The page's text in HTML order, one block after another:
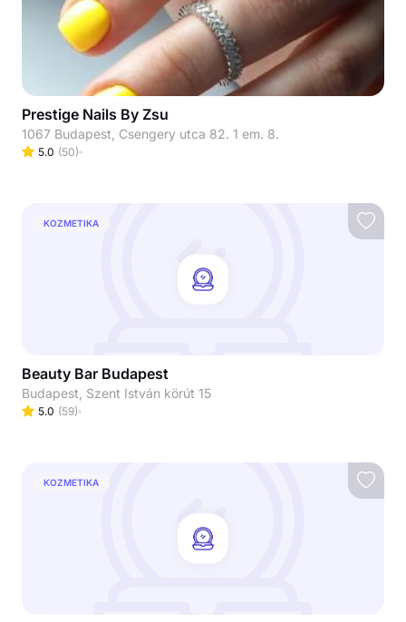
Prestige Nails By Zsu
1067 Budapest, Csengery utca 82. 1 em. 8.
5.0 (50)
KOZMETIKA
Beauty Bar Budapest
Budapest, Szent István körút 15
5.0 (59)
KOZMETIKA